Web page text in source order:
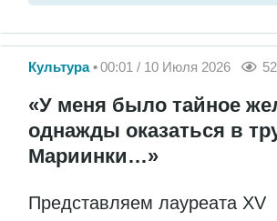
Культура 00:01 / 10 Июля 2026
«У меня было тайное
однажды оказаться в
Мариинки…»
Представляем лауреата XV